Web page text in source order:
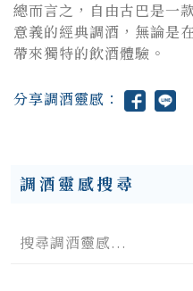
總而言之，自由古巴是一
意義的經典調酒，無論是
帶來獨特的飲酒體驗。
分享調酒靈感：
調酒靈感搜尋